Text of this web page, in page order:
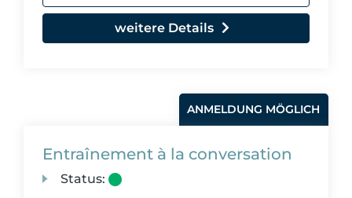
weitere Details
ANMELDUNG MÖGLICH
Entraînement à la conversation
Status: